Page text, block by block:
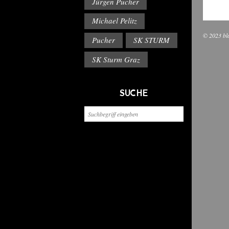
Michael Pelitz
Pucher
SK STURM
SK Sturm Graz
SUCHE
© 2023